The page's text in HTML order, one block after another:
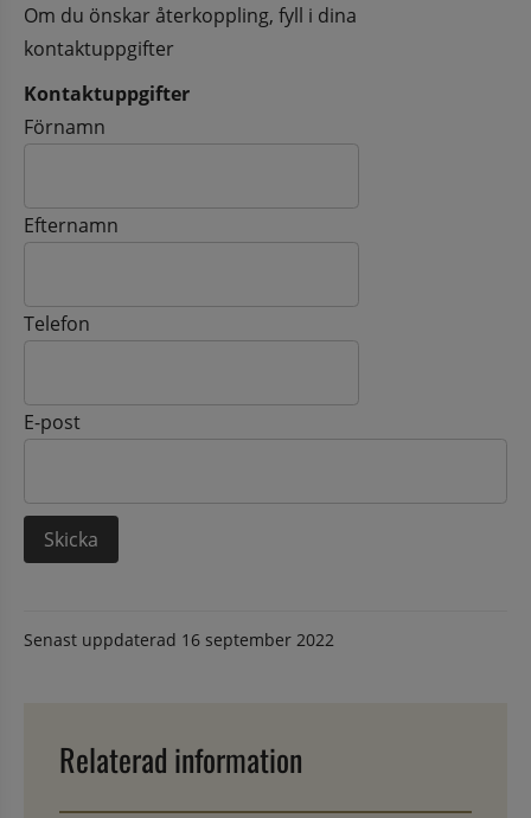
Om du önskar återkoppling, fyll i dina
kontaktuppgifter
Kontaktuppgifter
Kontaktuppgifter
Förnamn
Efternamn
Telefon
E-post
Senast uppdaterad 16 september 2022
Relaterad information